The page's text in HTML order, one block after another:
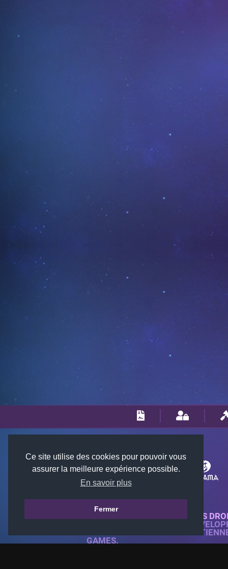
Ce site utilise des cookies pour pouvoir vous
assurer la meilleure expérience possible.
En savoir plus
Fermer
© 2018-2026 KTARENA. TOUS
SITE WEB ENTIÈREMENT
TOUTES LES IMAGES
GAMES.